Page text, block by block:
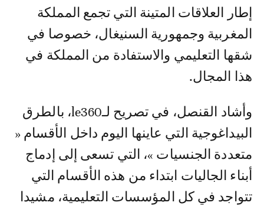
إطار العلاقات المتينة التي تجمع المملكة
المغربية وجمهورية السنيغال، خصوصا في
شقها التعليمي والاستفادة من المملكة في
هذا المجال.
وأشاد القنصل، في تصريح لـle360، بالطرق
البيداغوجية التي عاينها اليوم داخل الأقسام «
متعددة الجنسيات »، التي تسعى إلى إدماج
أبناء الجاليات ابتداء من هذه الأقسام التي
تتواجد في كل المؤسسات التعليمية، مشيدا